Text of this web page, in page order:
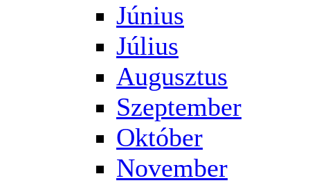
Június
Július
Augusztus
Szeptember
Október
November